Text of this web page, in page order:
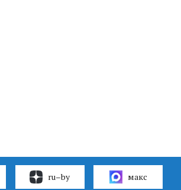
ru–by макс